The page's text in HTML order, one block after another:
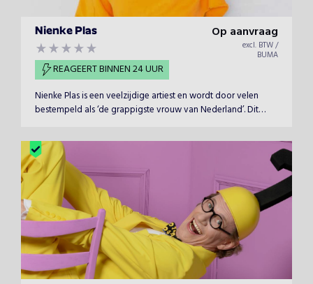
Nienke Plas
REAGEERT BINNEN 24 UUR
Op aanvraag
excl. BTW /
BUMA
Nienke Plas is een veelzijdige artiest en wordt door velen
bestempeld als ‘de grappigste vrouw van Nederland’. Dit
comedienne.